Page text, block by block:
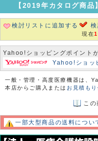
【2019年カタログ商品】
検討リストに追加する
現在
Yahoo!ショッピングポイント
Yahoo!ショッ
一般・管理・高度医療機器は、
本店からご購入または お見積も
この
一部大型商品の送料につい